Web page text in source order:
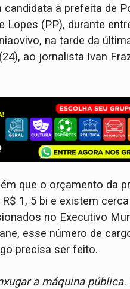
candidata à prefeita de
Lopes (PP), durante
na tarde da
ao jornalista Ivan
que o orçamento da
1, 5 bi e existem
no Executivo
esse número de
precisa ser feito.
a máquina pública.